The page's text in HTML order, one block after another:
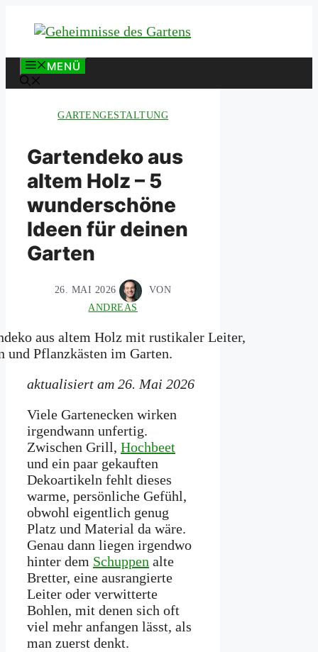
Inhalt
MENÜ
GARTENGESTALTUNG
Gartendeko aus
altem Holz – 5
wunderschöne
Ideen für deinen
Garten
26. MAI 2026
VON
ANDREAS
aktualisiert am 26. Mai 2026
Viele Gartenecken wirken
irgendwann unfertig.
Zwischen Grill, Hochbeet
und ein paar gekauften
Dekoartikeln fehlt dieses
warme, persönliche Gefühl,
obwohl eigentlich genug
Platz und Material da wäre.
Genau dann liegen irgendwo
hinter dem Schuppen alte
Bretter, eine ausrangierte
Leiter oder verwitterte
Bohlen, mit denen sich oft
viel mehr anfangen lässt, als
man zuerst denkt.